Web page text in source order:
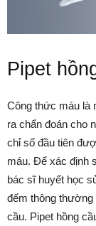
Pipet
Công thức máu là
ra chẩn đoán cho
chỉ số đầu tiên
máu. Để xác định
bác sĩ huyết học
đếm thông thường
cầu. Pipet hồng